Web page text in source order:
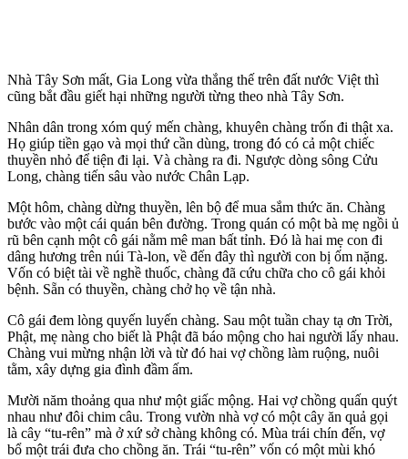
Nhà Tây Sơn mất, Gia Long vừa thắng thế trên đất nước Việt thì
cũng bắt đầu giết hại những người từng theo nhà Tây Sơn.
Nhân dân trong xóm quý mến chàng, khuyên chàng trốn đi thật xa.
Họ giúp tiền gạo và mọi thứ cần dùng, trong đó có cả một chiếc
thuyền nhỏ để tiện đi lại. Và chàng ra đi. Ngược dòng sông Cửu
Long, chàng tiến sâu vào nước Chân Lạp.
Một hôm, chàng dừng thuyền, lên bộ để mua sắm thức ăn. Chàng
bước vào một cái quán bên đường. Trong quán có một bà mẹ ngồi ủ
rũ bên cạnh một cô gái nằm mê man bất tỉnh. Đó là hai mẹ con đi
dâng hương trên núi Tà-lon, về đến đây thì người con bị ốm nặng.
Vốn có biệt tài về nghề thuốc, chàng đã cứu chữa cho cô gái khỏi
bệnh. Sẵn có thuyền, chàng chở họ về tận nhà.
Cô gái đem lòng quyến luyến chàng. Sau một tuần chay tạ ơn Trời,
Phật, mẹ nàng cho biết là Phật đã báo mộng cho hai người lấy nhau.
Chàng vui mừng nhận lời và từ đó hai vợ chồng làm ruộng, nuôi
tằm, xây dựng gia đình đầm ấm.
Mười năm thoảng qua như một giấc mộng. Hai vợ chồng quấn quýt
nhau như đôi chim câu. Trong vườn nhà vợ có một cây ăn quả gọi
là cây “tu-rên” mà ở xứ sở chàng không có. Mùa trái chín đến, vợ
bổ một trái đưa cho chồng ăn. Trái “tu-rên” vốn có một mùi khó